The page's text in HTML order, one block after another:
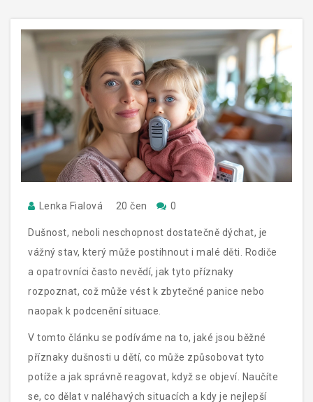
Lenka Fialová 20 čen 0
Dušnost, neboli neschopnost dostatečně dýchat, je
vážný stav, který může postihnout i malé děti. Rodiče
a opatrovníci často nevědí, jak tyto příznaky
rozpoznat, což může vést k zbytečné panice nebo
naopak k podcenění situace.
V tomto článku se podíváme na to, jaké jsou běžné
příznaky dušnosti u dětí, co může způsobovat tyto
potíže a jak správně reagovat, když se objeví. Naučíte
se, co dělat v naléhavých situacích a kdy je nejlepší